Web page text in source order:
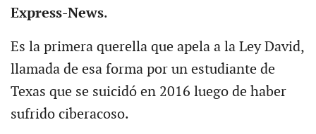
Express-News.
Es la primera querella que apela a la Ley David,
llamada de esa forma por un estudiante de
Texas que se suicidó en 2016 luego de haber
sufrido ciberacoso.